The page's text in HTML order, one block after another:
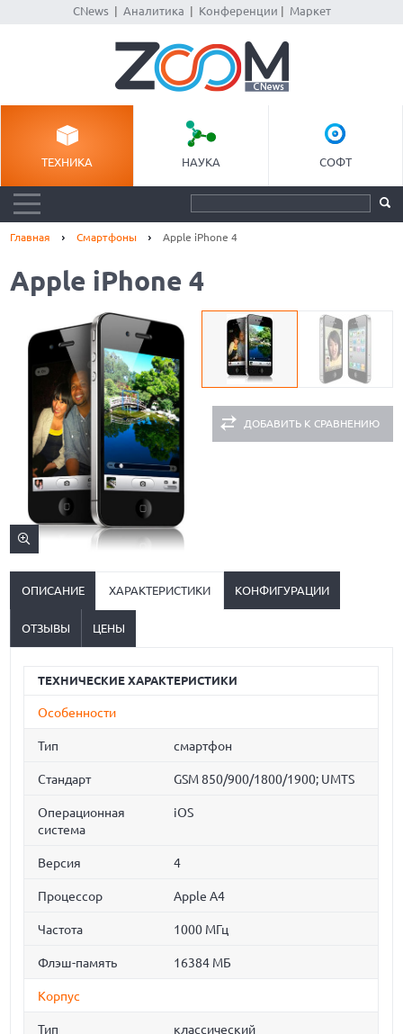
CNews| Аналитика Конференции Маркет
ТЕХНИКА НАУКА СОФТ
Главная Смартфоны Apple iPhone 4
Apple iPhone 4
ДОБАВИТЬ К СРАВНЕНИЮ
ОПИСАНИЕ ХАРАКТЕРИСТИКИ КОНФИГУРАЦИИ
ОТЗЫВЫ ЦЕНЫ
ТЕХНИЧЕСКИЕ ХАРАКТЕРИСТИКИ
Особенности
Тип смартфон
Стандарт GSM 850/900/1800/1900; UMTS
Операционная
система
iOS
Версия 4
Процессор Apple A4
Частота 1000 МГц
Флэш-память 16384 МБ
Корпус
Тип классический